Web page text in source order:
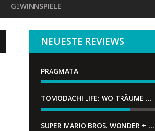
GEWINNSPIELE
NEUESTE REVIEWS
PRAGMATA
TOMODACHI LIFE: WO TRÄUME WAHR WERDEN
SUPER MARIO BROS. WONDER + GEMEINSAM IM BELLABEL-PARK